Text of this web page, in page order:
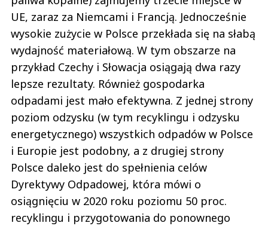
UE, zaraz za Niemcami i Francją. Jednocześnie
wysokie zużycie w Polsce przekłada się na słabą
wydajność materiałową. W tym obszarze na
przykład Czechy i Słowacja osiągają dwa razy
lepsze rezultaty. Również gospodarka
odpadami jest mało efektywna. Z jednej strony
poziom odzysku (w tym recyklingu i odzysku
energetycznego) wszystkich odpadów w Polsce
i Europie jest podobny, a z drugiej strony
Polsce daleko jest do spełnienia celów
Dyrektywy Odpadowej, która mówi o
osiągnięciu w 2020 roku poziomu 50 proc.
recyklingu i przygotowania do ponownego